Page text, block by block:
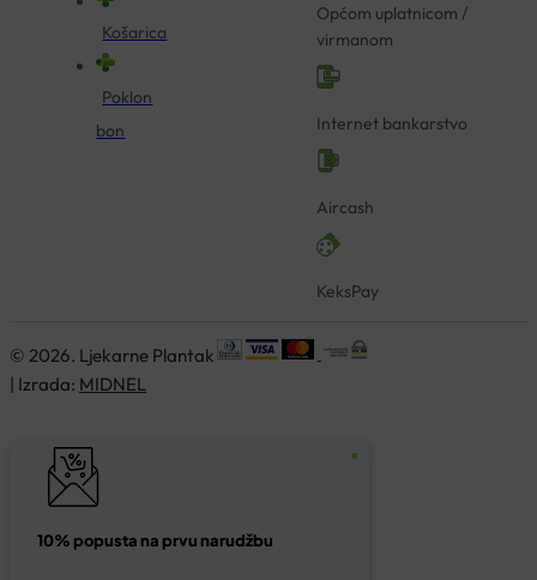
Košarica
Poklon
bon
Općom uplatnicom /
virmanom
Internet bankarstvo
Aircash
KeksPay
© 2026. Ljekarne Plantak
| Izrada: MIDNEL
10% popusta na prvu narudžbu